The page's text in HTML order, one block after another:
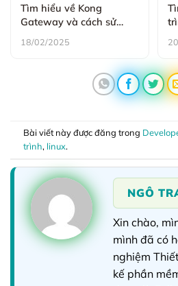
Tìm hiểu về Kong
Gateway và cách sử
hiệu quả
18/02/2025
Bài viết này được đăng trong
trình, linux.
NGÔ
Xin chào,
mình đã có
nghiệm
kế phần